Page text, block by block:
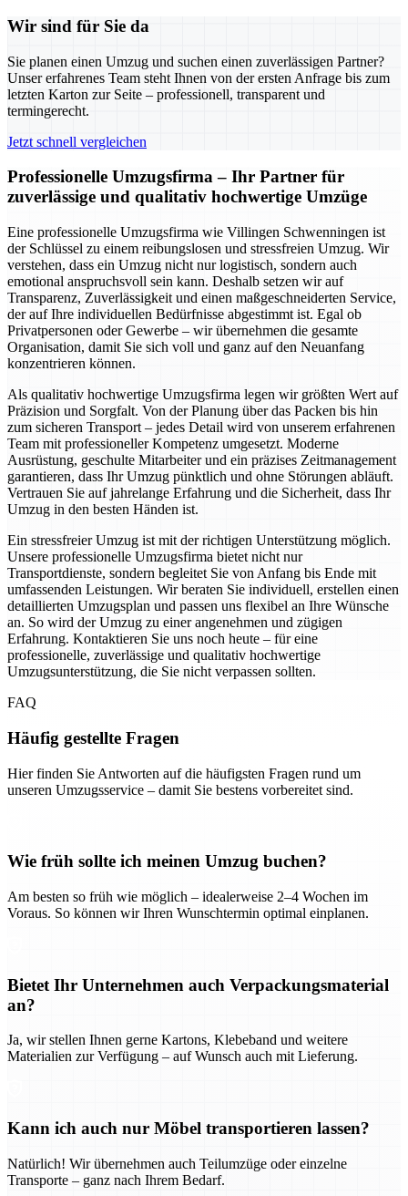
Wir sind für Sie da
Sie planen einen Umzug und suchen einen zuverlässigen Partner?
Unser erfahrenes Team steht Ihnen von der ersten Anfrage bis zum
letzten Karton zur Seite – professionell, transparent und
termingerecht.
Jetzt schnell vergleichen
Professionelle Umzugsfirma – Ihr Partner für
zuverlässige und qualitativ hochwertige Umzüge
Eine professionelle Umzugsfirma wie Villingen Schwenningen ist
der Schlüssel zu einem reibungslosen und stressfreien Umzug. Wir
verstehen, dass ein Umzug nicht nur logistisch, sondern auch
emotional anspruchsvoll sein kann. Deshalb setzen wir auf
Transparenz, Zuverlässigkeit und einen maßgeschneiderten Service,
der auf Ihre individuellen Bedürfnisse abgestimmt ist. Egal ob
Privatpersonen oder Gewerbe – wir übernehmen die gesamte
Organisation, damit Sie sich voll und ganz auf den Neuanfang
konzentrieren können.
Als qualitativ hochwertige Umzugsfirma legen wir größten Wert auf
Präzision und Sorgfalt. Von der Planung über das Packen bis hin
zum sicheren Transport – jedes Detail wird von unserem erfahrenen
Team mit professioneller Kompetenz umgesetzt. Moderne
Ausrüstung, geschulte Mitarbeiter und ein präzises Zeitmanagement
garantieren, dass Ihr Umzug pünktlich und ohne Störungen abläuft.
Vertrauen Sie auf jahrelange Erfahrung und die Sicherheit, dass Ihr
Umzug in den besten Händen ist.
Ein stressfreier Umzug ist mit der richtigen Unterstützung möglich.
Unsere professionelle Umzugsfirma bietet nicht nur
Transportdienste, sondern begleitet Sie von Anfang bis Ende mit
umfassenden Leistungen. Wir beraten Sie individuell, erstellen einen
detaillierten Umzugsplan und passen uns flexibel an Ihre Wünsche
an. So wird der Umzug zu einer angenehmen und zügigen
Erfahrung. Kontaktieren Sie uns noch heute – für eine
professionelle, zuverlässige und qualitativ hochwertige
Umzugsunterstützung, die Sie nicht verpassen sollten.
FAQ
Häufig gestellte Fragen
Hier finden Sie Antworten auf die häufigsten Fragen rund um
unseren Umzugsservice – damit Sie bestens vorbereitet sind.
Wie früh sollte ich meinen Umzug buchen?
Am besten so früh wie möglich – idealerweise 2–4 Wochen im
Voraus. So können wir Ihren Wunschtermin optimal einplanen.
Bietet Ihr Unternehmen auch Verpackungsmaterial
an?
Ja, wir stellen Ihnen gerne Kartons, Klebeband und weitere
Materialien zur Verfügung – auf Wunsch auch mit Lieferung.
Kann ich auch nur Möbel transportieren lassen?
Natürlich! Wir übernehmen auch Teilumzüge oder einzelne
Transporte – ganz nach Ihrem Bedarf.